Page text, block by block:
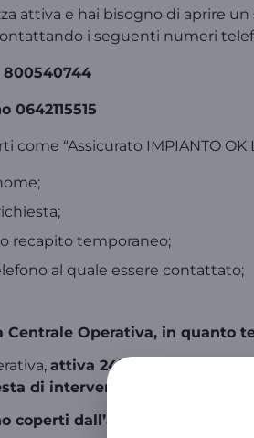
attiva e hai bisogno di aprire
i seguenti numeri
800540744
0642115515
come “Assicurato IMPIANTO OK
recapito temporaneo;
al quale essere contattato;
Centrale Operativa, in quanto
attiva 24h 7/7 , in caso di
di intervento
coperti dall’assicurazione per